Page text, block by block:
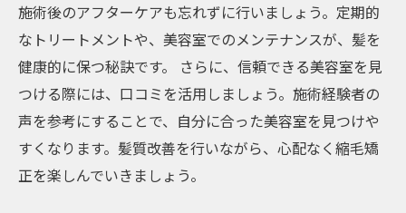
施術後のアフターケアも忘れずに行いましょう。定期的
なトリートメントや、美容室でのメンテナンスが、髪を
健康的に保つ秘訣です。 さらに、信頼できる美容室を見
つける際には、口コミを活用しましょう。施術経験者の
声を参考にすることで、自分に合った美容室を見つけや
すくなります。髪質改善を行いながら、心配なく縮毛矯
正を楽しんでいきましょう。